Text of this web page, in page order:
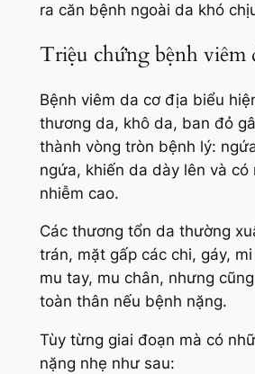
ra căn bệnh ngoài da khó
Triệu chứng bệnh viêm
Bệnh viêm da cơ địa biểu
thương da, khô da, ban đỏ
thành vòng tròn bệnh lý:
ngứa, khiến da dày lên và có
nhiễm cao.
Các thương tổn da thường
trán, mặt gấp các chi, gáy,
mu tay, mu chân, nhưng
toàn thân nếu bệnh nặng.
Tùy từng giai đoạn mà có
nặng nhẹ như sau: